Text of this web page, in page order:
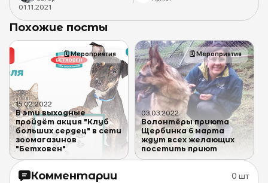
Комментарии 0 шт
01.11.2021
Похожие посты
15.02.2022
В эти выходные
пройдёт акция "Клуб
больших сердец" в сети
зоомагазинов
"Бетховен"
🗓Мероприятия
03.03.2022
Волонтёры приюта
Щербинка 6 марта
ждут всех желающих
посетить приют
🗓Мероприятия